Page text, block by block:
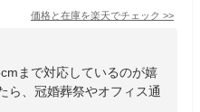
価格と在庫を楽天でチェック >>
まで対応しているのが嬉
ら、冠婚葬祭やオフィス通